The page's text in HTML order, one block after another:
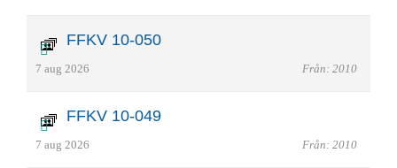
FFKV 10-050
7 aug 2026 Från: 2010
FFKV 10-049
7 aug 2026 Från: 2010